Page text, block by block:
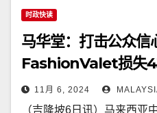
时政快读
马华堂：打击公众信
FashionValet损失
11月 6, 2024
（吉隆坡6日讯）马来西亚